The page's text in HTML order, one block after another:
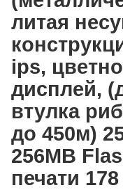
литая
ips,
дисплей,
втулка
до 450м)
256MB
печати